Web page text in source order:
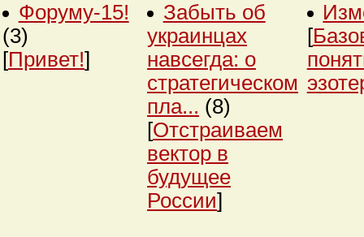
Форуму-15!
(3)
[Привет!]
Забыть об
украинцах
навсегда: о
стратегическом
пла... (8)
[Отстраиваем
вектор в
будущее
России]
[